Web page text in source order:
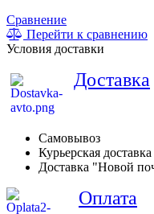
Сравнение
Перейти к сравнению
Условия доставки
Доставка
Самовывоз
Курьерская
Доставка "Новой
Оплата